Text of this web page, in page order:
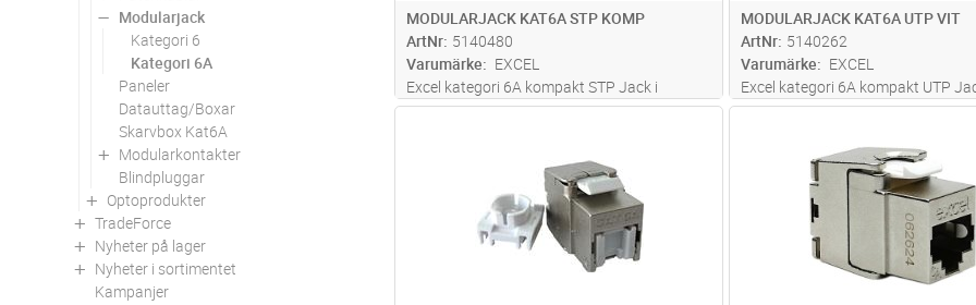
Modularjack
Kategori 6
Kategori 6A
Paneler
Datauttag/Boxar
Skarvbox Kat6A
Modularkontakter
Blindpluggar
Optoprodukter
TradeForce
Nyheter på lager
Nyheter i sortimentet
Kampanjer
MODULARJACK KAT6A STP KOMP
ArtNr 5140480
Varumärke
EXCEL
Excel kategori 6A kompakt STP Jack i
Keystoneutförande. Med endast 28mm
miljöer. 360 graders avskärmning skyddar
mot alien crosstalk, Montering utan
...läs mer
MODULARJACK KAT6A UTP VIT
ArtNr 5140262
Varumärke
EXCEL
Excel kategori 6A kompakt UTP
Keystoneutförande. Med endast
miljöer. Montering utan
Excels 25-åriga systemgaranti, se